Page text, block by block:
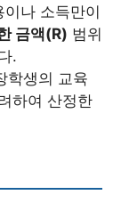
나 소득만이
금액(R) 범위
.
학생의 교육
하여 산정한